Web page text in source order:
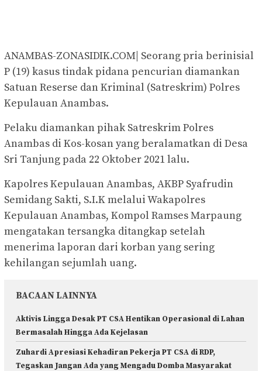
ANAMBAS-ZONASIDIK.COM| Seorang pria berinisial
P (19) kasus tindak pidana pencurian diamankan
Satuan Reserse dan Kriminal (Satreskrim) Polres
Kepulauan Anambas.
Pelaku diamankan pihak Satreskrim Polres
Anambas di Kos-kosan yang beralamatkan di Desa
Sri Tanjung pada 22 Oktober 2021 lalu.
Kapolres Kepulauan Anambas, AKBP Syafrudin
Semidang Sakti, S.I.K melalui Wakapolres
Kepulauan Anambas, Kompol Ramses Marpaung
mengatakan tersangka ditangkap setelah
menerima laporan dari korban yang sering
kehilangan sejumlah uang.
BACAAN LAINNYA
Aktivis Lingga Desak PT CSA Hentikan Operasional di Lahan
Bermasalah Hingga Ada Kejelasan
Zuhardi Apresiasi Kehadiran Pekerja PT CSA di RDP,
Tegaskan Jangan Ada yang Mengadu Domba Masyarakat